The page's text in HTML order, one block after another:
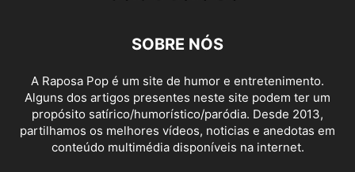
SOBRE NÓS
A Raposa Pop é um site de humor e entretenimento.
Alguns dos artigos presentes neste site podem ter um
propósito satírico/humorístico/paródia. Desde 2013,
partilhamos os melhores vídeos, noticias e anedotas em
conteúdo multimédia disponíveis na internet.